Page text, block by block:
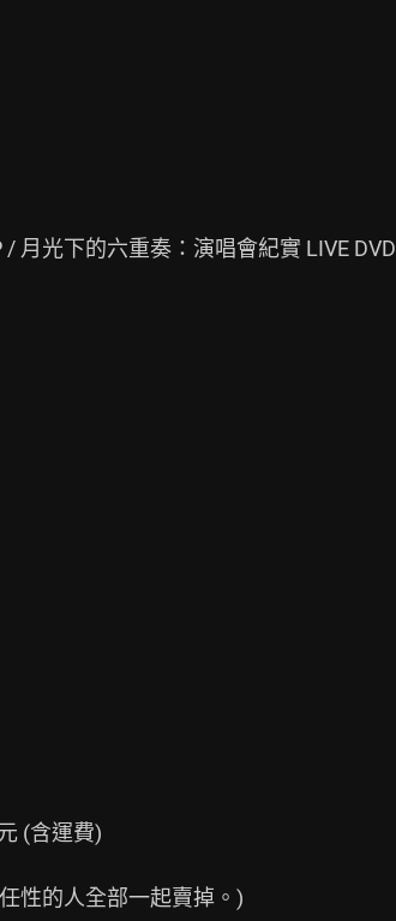
/ 月光下的六重奏：演唱會紀實 LIVE DVD
(含運費)
性的人全部一起賣掉。)